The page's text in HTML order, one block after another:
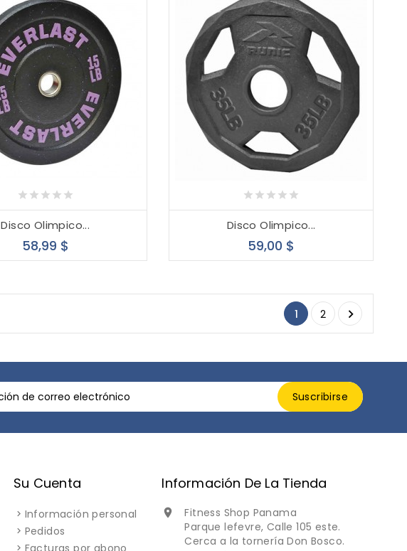
Disco Olimpico...
58,99 $
Disco Olimpico...
59,00 $
1 2 
Su Cuenta
Información personal
Pedidos
Facturas por abono
Información De La Tienda

Fitness Shop Panama
Parque lefevre, Calle 105 este.
Cerca a la tornería Don Bosco.